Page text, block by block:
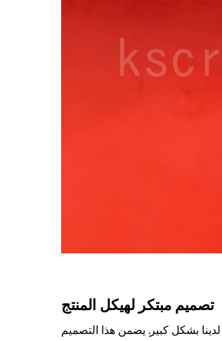
تصميم مبتكر لهيكل المنتج
لدينا بشكل كبير. يضمن هذا التصميم